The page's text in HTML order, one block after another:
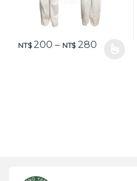
NT$200 – NT$280價格範